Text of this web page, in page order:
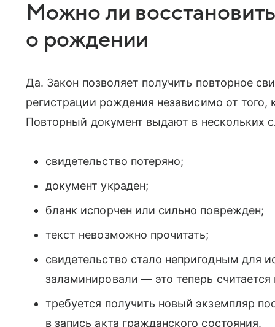
Можно ли
о рождении
Да. Закон позволяет получить повторное
регистрации рождения независимо от того,
Повторный документ выдают в нескольких
свидетельство потеряно;
документ украден;
бланк испорчен или сильно поврежден;
текст невозможно прочитать;
свидетельство стало непригодным для
заламинировали — это теперь считается
требуется получить новый экземпляр
в запись акта гражданского состояния.